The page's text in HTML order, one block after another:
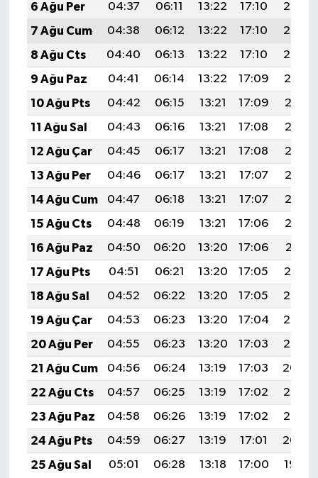
6 Ağu Per
04:37 06:11 13:22 17:10
20:23
7 Ağu Cum
04:38 06:12 13:22 17:10
20:22
8 Ağu Cts
04:40 06:13 13:22 17:10
20:20
9 Ağu Paz
04:41 06:14 13:22 17:09
20:19
10 Ağu Pts
04:42 06:15 13:21 17:09
20:18
11 Ağu Sal
04:43 06:16 13:21 17:08
20:17
12 Ağu Çar
04:45 06:17 13:21 17:08
20:16
13 Ağu Per
04:46 06:17 13:21 17:07
20:15
14 Ağu Cum
04:47 06:18 13:21 17:07
20:13
15 Ağu Cts
04:48 06:19 13:21 17:06
20:12
16 Ağu Paz
04:50 06:20 13:20 17:06
20:11
17 Ağu Pts
04:51 06:21 13:20 17:05
20:10
18 Ağu Sal
04:52 06:22 13:20 17:05
20:08
19 Ağu Çar
04:53 06:23 13:20 17:04
20:07
20 Ağu Per
04:55 06:23 13:20 17:03
20:06
21 Ağu Cum
04:56 06:24 13:19 17:03
20:04
22 Ağu Cts
04:57 06:25 13:19 17:02
20:03
23 Ağu Paz
04:58 06:26 13:19 17:02
20:02
24 Ağu Pts
04:59 06:27 13:19 17:01
20:00
25 Ağu Sal
05:01 06:28 13:18 17:00 19:59